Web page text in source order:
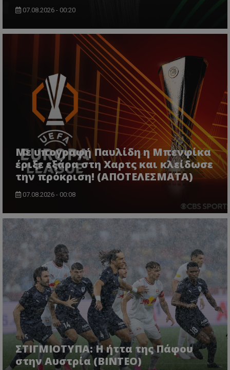
07.08.2026 - 00:20
Με υπογραφή Παυλίδη η Μπενφίκα
έριξε εξάρα στη Χαρτς και κλείδωσε
την πρόκριση! (ΑΠΟΤΕΛΕΣΜΑΤΑ)
07.08.2026 - 00:08
ΣΤΙΓΜΙΟΤΥΠΑ: Η ήττα της Πάφου
στην Αυστρία (ΒΙΝΤΕΟ)